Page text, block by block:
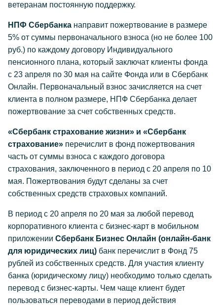
ветеранам постоянную поддержку.
НПФ Сбербанка направит пожертвование в размере
5% от суммы первоначального взноса (но не более 100
руб.) по каждому договору Индивидуального
пенсионного плана, который заключат клиенты фонда
с 23 апреля по 30 мая на сайте Фонда или в Сбербанк
Онлайн. Первоначальный взнос зачисляется на счет
клиента в полном размере, НПФ Сбербанка делает
пожертвование за счет собственных средств.
«Сбербанк страхование жизни» и «Сбербанк
страхование» перечислит в фонд пожертвования
часть от суммы взноса с каждого договора
страхования, заключенного в период с 20 апреля по 10
мая. Пожертвования будут сделаны за счет
собственных средств страховых компаний.
В период с 20 апреля по 20 мая за любой перевод
корпоративного клиента с бизнес-карт в мобильном
приложении Сбербанк Бизнес Онлайн (онлайн-банк
для юридических лиц) банк перечислит в Фонд 75
рублей из собственных средств. Для участия клиенту
банка (юридическому лицу) необходимо только сделать
перевод с бизнес-карты. Чем чаще клиент будет
пользоваться переводами в период действия